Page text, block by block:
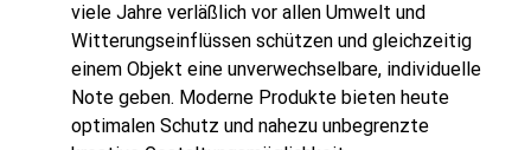
viele Jahre verläßlich vor allen Umwelt und
Witterungseinflüssen schützen und gleichzeitig
einem Objekt eine unverwechselbare, individuelle
Note geben. Moderne Produkte bieten heute
optimalen Schutz und nahezu unbegrenzte